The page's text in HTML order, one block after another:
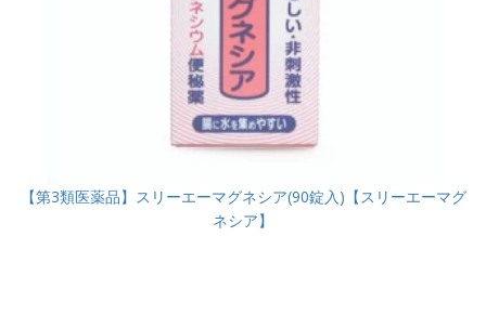
【第3類医薬品】スリーエーマグネシア(90錠入)【スリーエーマグ
ネシア】